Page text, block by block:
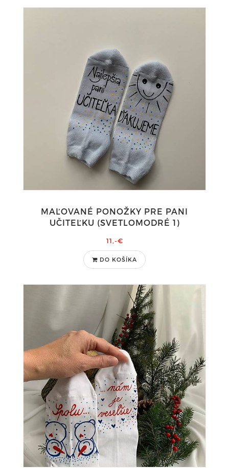
MAĽOVANÉ PONOŽKY PRE PANI
UČITEĽKU (SVETLOMODRÉ 1)
11,-€
DO KOŠÍKA